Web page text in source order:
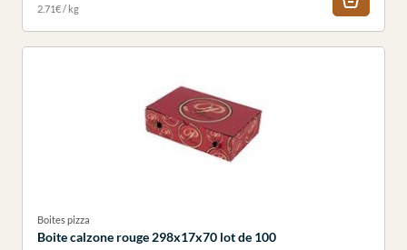
2.71€ / kg
Boites pizza
Boite calzone rouge 298x17x70 lot de 100